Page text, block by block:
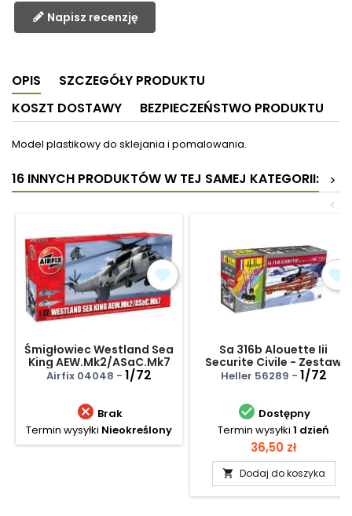
Napisz recenzję
OPIS
SZCZEGÓŁY PRODUKTU
KOSZT DOSTAWY
BEZPIECZEŃSTWO PRODUKTU
Model plastikowy do sklejania i pomalowania.
16 INNYCH PRODUKTÓW W TEJ SAMEJ KATEGORII:
>
<
Śmigłowiec Westland Sea
King AEW.Mk2/ASaC.Mk7
Airfix 04048 - 1/72
 Brak
Termin wysyłki Nieokreślony
Sa 316b Alouette Iii
Securite Civile - Zestaw
startowy
Heller 56289 - 1/72
 Dostępny
Termin wysyłki 1 dzień
Cena
36,50 zł
 Dodaj do koszyka